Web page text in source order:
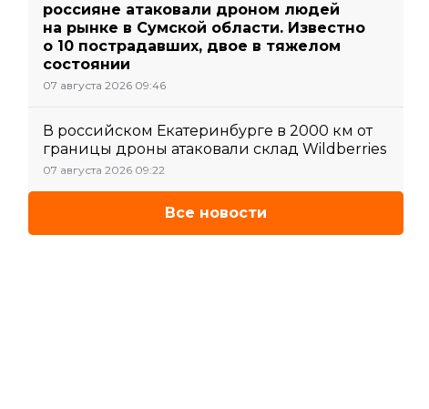
россияне атаковали дроном людей
на рынке в Сумской области. Известно
о 10 пострадавших, двое в тяжелом
состоянии
07 августа 2026 09:46
В российском Екатеринбурге в 2000 км от
границы дроны атаковали склад Wildberries
07 августа 2026 09:22
Все новости